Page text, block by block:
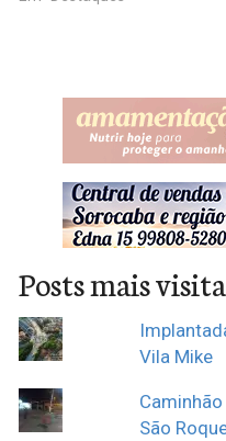
Posts mais
Vila Mike
São